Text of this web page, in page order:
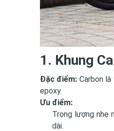
1. Khung
Đặc điểm: Carbon
epoxy.
Ưu điểm:
Trọng lượng nhẹ
dài.